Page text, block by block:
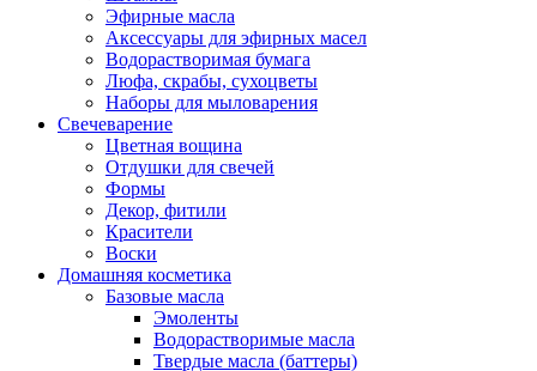
Эфирные масла
Аксессуары для эфирных масел
Водорастворимая бумага
Люфа, скрабы, сухоцветы
Наборы для мыловарения
Свечеварение
Цветная вощина
Отдушки для свечей
Формы
Декор, фитили
Красители
Воски
Домашняя косметика
Базовые масла
Эмоленты
Водорастворимые масла
Твердые масла (баттеры)